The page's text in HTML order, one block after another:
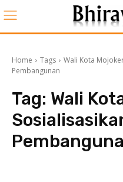
Home Tags
Wali Kota
Pembangunan
Tag: Wali